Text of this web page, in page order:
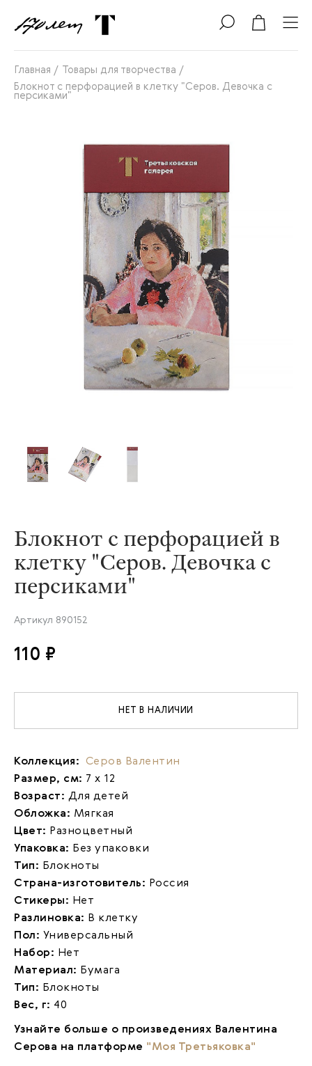
Главная / Товары для творчества /
Блокнот с перфорацией в клетку "Серов. Девочка с
персиками"
Блокнот с перфорацией в
клетку "Серов. Девочка с
персиками"
Артикул 890152
110 ₽
НЕТ В НАЛИЧИИ
Коллекция: Серов Валентин
Размер, см: 7 х 12
Возраст: Для детей
Обложка: Мягкая
Цвет: Разноцветный
Упаковка: Без упаковки
Тип: Блокноты
Страна-изготовитель: Россия
Стикеры: Нет
Разлиновка: В клетку
Пол: Универсальный
Набор: Нет
Материал: Бумага
Тип: Блокноты
Вес, г: 40
Узнайте больше о произведениях Валентина
Серова на платформе "Моя Третьяковка"